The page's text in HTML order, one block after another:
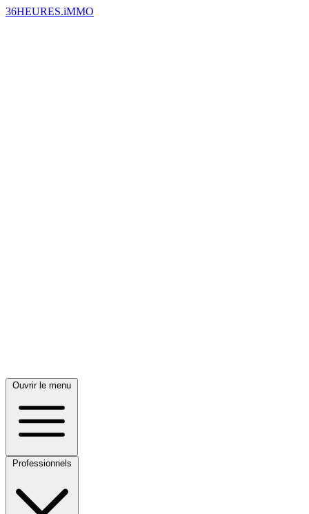
36HEURES.iMMO
Ouvrir le menu
Professionnels